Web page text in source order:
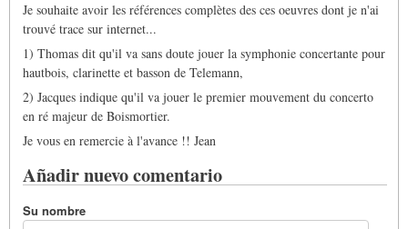
Je souhaite avoir les références complètes des ces oeuvres dont je n'ai
trouvé trace sur internet...
1) Thomas dit qu'il va sans doute jouer la symphonie concertante pour
hautbois, clarinette et basson de Telemann,
2) Jacques indique qu'il va jouer le premier mouvement du concerto
en ré majeur de Boismortier.
Je vous en remercie à l'avance !! Jean
Añadir nuevo comentario
Su nombre